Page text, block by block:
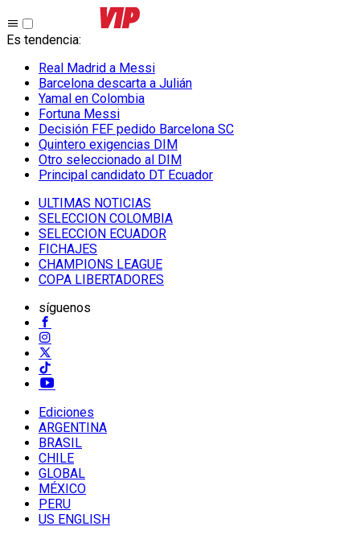
Es tendencia:
Real Madrid a Messi
Barcelona descarta a Julián
Yamal en Colombia
Fortuna Messi
Decisión FEF pedido Barcelona SC
Quintero exigencias DIM
Otro seleccionado al DIM
Principal candidato DT Ecuador
ULTIMAS NOTICIAS
SELECCION COLOMBIA
SELECCION ECUADOR
FICHAJES
CHAMPIONS LEAGUE
COPA LIBERTADORES
síguenos
Ediciones
ARGENTINA
BRASIL
CHILE
GLOBAL
MÉXICO
PERU
US ENGLISH